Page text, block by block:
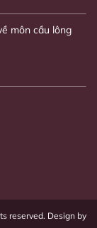
reserved. Design by